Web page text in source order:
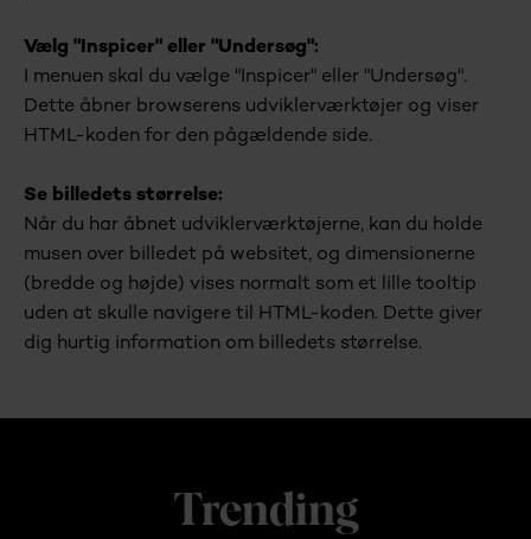
Vælg "Inspicer" eller "Undersøg":
I menuen skal du vælge "Inspicer" eller "Undersøg".
Dette åbner browserens udviklerværktøjer og viser
HTML-koden for den pågældende side.
Se billedets størrelse:
Når du har åbnet udviklerværktøjerne, kan du holde
musen over billedet på websitet, og dimensionerne
(bredde og højde) vises normalt som et lille tooltip
uden at skulle navigere til HTML-koden. Dette giver
dig hurtig information om billedets størrelse.
Trending